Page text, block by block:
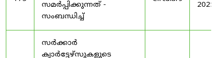
സമർപ്പിക്കുന്നത് -
സംബന്ധിച്ച്
2025
സർക്കാർ
ക്വാർട്ടേഴ്സുകളുടെ